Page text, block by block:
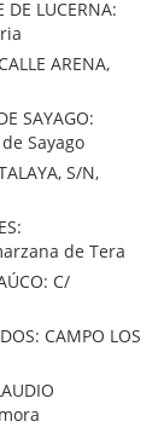
LUCERNA:
ARENA,
SAYAGO:
de Sayago
S/N,
de Tera
C/
CAMPO LOS